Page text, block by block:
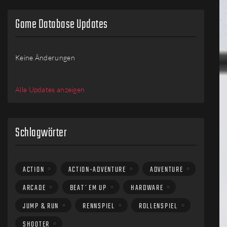
Game Database Updates
Keine Änderungen
Alle Updates anzeigen
Schlagwörter
ACTION ACTION-ADVENTURE
ADVENTURE
ARCADE
BEAT´EM UP
HARDWARE
JUMP & RUN
RENNSPIEL
ROLLENSPIEL
SHOOTER